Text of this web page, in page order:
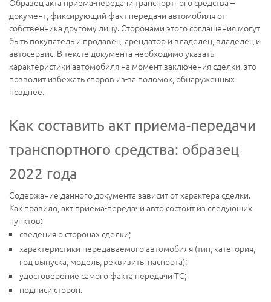
Образец акта приема-передачи транспортного средства –
документ, фиксирующий факт передачи автомобиля от
собственника другому лицу. Сторонами этого соглашения могут
быть покупатель и продавец, арендатор и владелец, владелец и
автосервис. В тексте документа необходимо указать
характеристики автомобиля на момент заключения сделки, это
позволит избежать споров из-за поломок, обнаруженных
позднее.
Как составить акт приема-передачи
транспортного средства: образец
2022 года
Содержание данного документа зависит от характера сделки.
Как правило, акт приема-передачи авто состоит из следующих
пунктов:
сведения о сторонах сделки;
характеристики передаваемого автомобиля (тип, категория,
год выпуска, модель, реквизиты паспорта);
удостоверение самого факта передачи ТС;
подписи сторон.